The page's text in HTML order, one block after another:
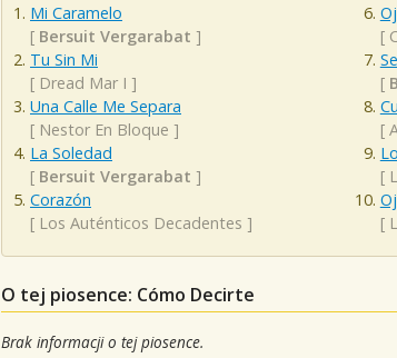
Mi Caramelo
[ Bersuit Vergarabat ]
Tu Sin Mi
[ Dread Mar I ]
Una Calle Me Separa
[ Nestor En Bloque ]
La Soledad
[ Bersuit Vergarabat ]
Corazón
[ Los Auténticos Decadentes ]
[
[
[
[
[
O tej piosence: Cómo Decirte
Brak informacji o tej piosence.